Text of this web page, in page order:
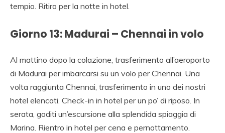
tempio. Ritiro per la notte in hotel.
Giorno 13: Madurai – Chennai in volo
Al mattino dopo la colazione, trasferimento all’aeroporto
di Madurai per imbarcarsi su un volo per Chennai. Una
volta raggiunta Chennai, trasferimento in uno dei nostri
hotel elencati. Check-in in hotel per un po’ di riposo. In
serata, goditi un’escursione alla splendida spiaggia di
Marina. Rientro in hotel per cena e pernottamento.